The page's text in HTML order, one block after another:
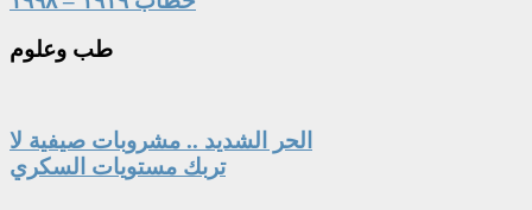
طب وعلوم
الحر الشديد .. مشروبات صيفية لا
تربك مستويات السكري